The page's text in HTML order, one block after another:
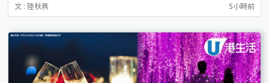
文 : 陸秋燕 5小時前